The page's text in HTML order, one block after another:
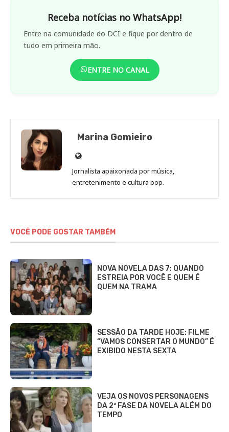
Receba notícias no WhatsApp!
Entre na comunidade do DCI e fique por dentro de
tudo em primeira mão.
ENTRE NO CANAL
Marina Gomieiro
Site
de
Marina
Jornalista apaixonada por música,
entretenimento e cultura pop.
VOCÊ PODE GOSTAR TAMBÉM
NOVA NOVELA DAS 7: QUANDO
ESTREIA POR VOCÊ E QUEM É
QUEM NA TRAMA
SESSÃO DA TARDE HOJE: FILME
“VAMOS CONSERTAR O MUNDO” É
EXIBIDO NESTA SEXTA
VEJA OS NOVOS PERSONAGENS
DA 2ª FASE DA NOVELA ALÉM DO
TEMPO